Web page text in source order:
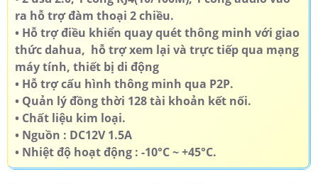
ra hỗ trợ đàm thoại 2 chiều.
• Hỗ trợ điều khiển quay quét thông minh với giao
thức dahua, hỗ trợ xem lại và trực tiếp qua mạng
máy tính, thiết bị di động
• Hỗ trợ cấu hình thông minh qua P2P.
• Quản lý đồng thời 128 tài khoản kết nối.
• Chất liệu kim loại.
• Nguồn : DC12V 1.5A
• Nhiệt độ hoạt động : -10°C ~ +45°C.